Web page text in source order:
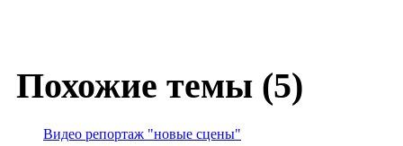
Похожие темы (5)
Видео репортаж "новые сцены"